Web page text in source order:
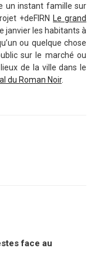
un instant famille sur
+deFIRN Le grand
janvier les habitants à
ou quelque chose
sur le marché ou
de la ville dans le
du Roman Noir.
face au